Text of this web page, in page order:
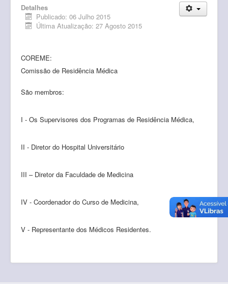
Editais
Comitês
Detalhes
Publicado: 06 Julho 2015
Última Atualização: 27 Agosto 2015
COREME:
Comissão de Residência Médica
São membros:
I - Os Supervisores dos Programas de Residência Médica,
II - Diretor do Hospital Universitário
III – Diretor da Faculdade de Medicina
IV - Coordenador do Curso de Medicina,
V - Representante dos Médicos Residentes.